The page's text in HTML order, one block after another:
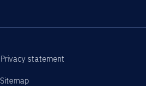
Privacy statement
Sitemap